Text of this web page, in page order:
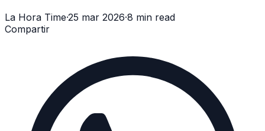
La Hora Time·25 mar 2026·8 min read
Compartir